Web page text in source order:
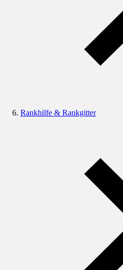
Rankhilfe & Rankgitter